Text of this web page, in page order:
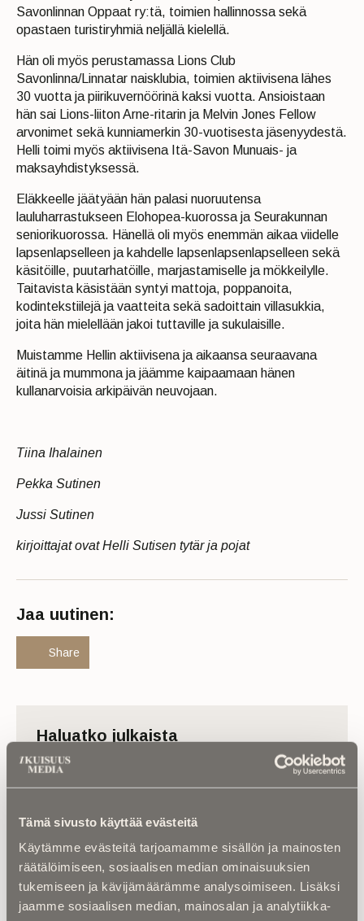
Tämä sivusto käyttää evästeitä
Käytämme evästeitä tarjoamamme sisällön ja mainosten
räätälöimiseen, sosiaalisen median ominaisuuksien
tukemiseen ja kävijämäärämme analysoimiseen. Lisäksi
jaamme sosiaalisen median, mainosalan ja analytiikka-
Savonlinnan Oppaat ry:tä, toimien hallinnossa sekä
opastaen turistiryhmiä neljällä kielellä.
Hän oli myös perustamassa Lions Club
Savonlinna/Linnatar naisklubia, toimien aktiivisena lähes
30 vuotta ja piirikuvernöörinä kaksi vuotta. Ansioistaan
hän sai Lions-liiton Arne-ritarin ja Melvin Jones Fellow
arvonimet sekä kunniamerkin 30-vuotisesta jäsenyydestä.
Helli toimi myös aktiivisena Itä-Savon Munuais- ja
maksayhdistyksessä.
Eläkkeelle jäätyään hän palasi nuoruutensa
lauluharrastukseen Elohopea-kuorossa ja Seurakunnan
seniorikuorossa. Hänellä oli myös enemmän aikaa viidelle
lapsenlapselleen ja kahdelle lapsenlapsenlapselleen sekä
käsitöille, puutarhatöille, marjastamiselle ja mökkeilylle.
Taitavista käsistään syntyi mattoja, poppanoita,
kodintekstiilejä ja vaatteita sekä sadoittain villasukkia,
joita hän mielellään jakoi tuttaville ja sukulaisille.
Muistamme Hellin aktiivisena ja aikaansa seuraavana
äitinä ja mummona ja jäämme kaipaamaan hänen
kullanarvoisia arkipäivän neuvojaan.
Tiina Ihalainen
Pekka Sutinen
Jussi Sutinen
kirjoittajat ovat Helli Sutisen tytär ja pojat
Jaa uutinen:
Share
Haluatko julkaista
muistokirjoituksen?
Lähetä meille muistokirjoitus läheisestäsi, niin
Lue ohjeet